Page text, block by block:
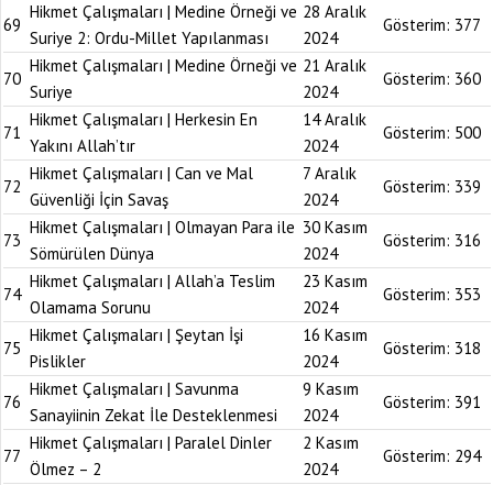
69
Hikmet Çalışmaları | Medine Örneği ve
Suriye 2: Ordu-Millet Yapılanması
28 Aralık
2024
Gösterim: 377
70
Hikmet Çalışmaları | Medine Örneği ve
Suriye
21 Aralık
2024
Gösterim: 360
71
Hikmet Çalışmaları | Herkesin En
Yakını Allah’tır
14 Aralık
2024
Gösterim: 500
72
Hikmet Çalışmaları | Can ve Mal
Güvenliği İçin Savaş
7 Aralık
2024
Gösterim: 339
73
Hikmet Çalışmaları | Olmayan Para ile
Sömürülen Dünya
30 Kasım
2024
Gösterim: 316
74
Hikmet Çalışmaları | Allah’a Teslim
Olamama Sorunu
23 Kasım
2024
Gösterim: 353
75
Hikmet Çalışmaları | Şeytan İşi
Pislikler
16 Kasım
2024
Gösterim: 318
76
Hikmet Çalışmaları | Savunma
Sanayiinin Zekat İle Desteklenmesi
9 Kasım
2024
Gösterim: 391
77
Hikmet Çalışmaları | Paralel Dinler
Ölmez – 2
2 Kasım
2024
Gösterim: 294